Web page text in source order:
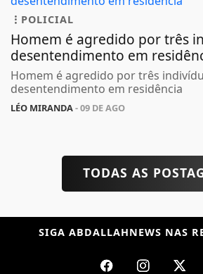
POLICIAL
Homem é agredido por três
desentendimento em
Homem é agredido por três
desentendimento em residência
LÉO MIRANDA- 09 DE AGO
TODAS AS
SIGA ABDALLAHNEWS NAS